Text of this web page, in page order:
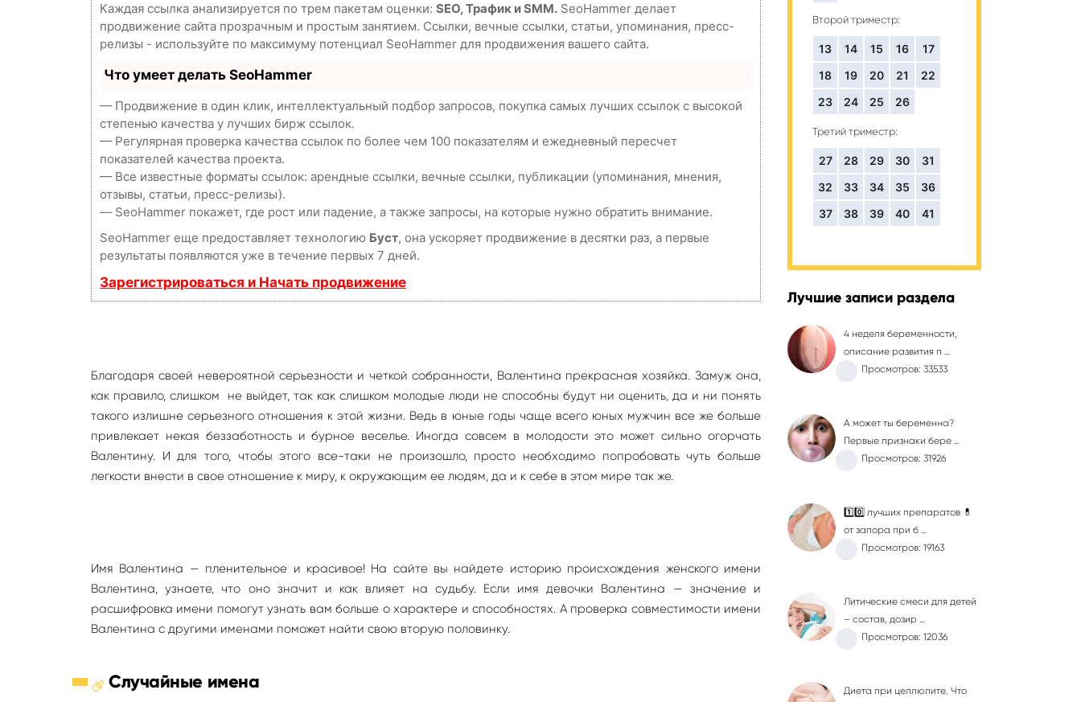
Каждая ссылка анализируется по трем пакетам оценки: SEO, Трафик и SMM. SeoHammer делает
продвижение сайта прозрачным и простым занятием. Ссылки, вечные ссылки, статьи, упоминания, пресс-
релизы - используйте по максимуму потенциал SeoHammer для продвижения вашего сайта.
Что умеет делать SeoHammer
— Продвижение в один клик, интеллектуальный подбор запросов, покупка самых лучших ссылок с высокой
степенью качества у лучших бирж ссылок.
— Регулярная проверка качества ссылок по более чем 100 показателям и ежедневный пересчет
показателей качества проекта.
— Все известные форматы ссылок: арендные ссылки, вечные ссылки, публикации (упоминания, мнения,
отзывы, статьи, пресс-релизы).
— SeoHammer покажет, где рост или падение, а также запросы, на которые нужно обратить внимание.
SeoHammer еще предоставляет технологию Буст, она ускоряет продвижение в десятки раз, а первые
результаты появляются уже в течение первых 7 дней.
Зарегистрироваться и Начать продвижение
Благодаря своей невероятной серьезности и четкой собранности, Валентина прекрасная хозяйка. Замуж она,
как правило, слишком не выйдет, так как слишком молодые люди не способны будут ни оценить, да и ни понять
такого излишне серьезного отношения к этой жизни. Ведь в юные годы чаще всего юных мужчин все же больше
привлекает некая беззаботность и бурное веселье. Иногда совсем в молодости это может сильно огорчать
Валентину. И для того, чтобы этого все-таки не произошло, просто необходимо попробовать чуть больше
легкости внести в свое отношение к миру, к окружающим ее людям, да и к себе в этом мире так же.
Имя Валентина — пленительное и красивое! На сайте вы найдете историю происхождения женского имени
Валентина, узнаете, что оно значит и как влияет на судьбу. Если имя девочки Валентина — значение и
расшифровка имени помогут узнать вам больше о характере и способностях. А проверка совместимости имени
Валентина с другими именами поможет найти свою вторую половинку.
Случайные имена
Второй триместр:
13 14 15 16
17
18
19 20 21
22
23
24 25 26
Третий триместр:
27 28 29 30
31
32
33 34 35
36
37
38 39 40 41
Лучшие записи раздела
4 неделя беременности,
описание развития п …
Просмотров: 33533
А может ты беременна?
Первые признаки бере …
Просмотров: 31926
1️⃣0️⃣ лучших препаратов 💊
от запора при б …
Просмотров: 19163
Литические смеси для детей
– состав, дозир …
Просмотров: 12036
Диета при целлюлите. Что